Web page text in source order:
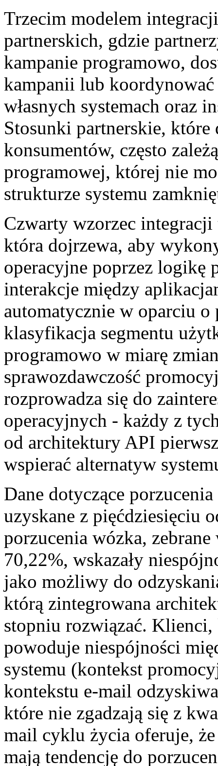
Trzecim modelem
partnerskich, gdzie
kampanie programowo,
kampanii lub
własnych systemach oraz
Stosunki partnerskie,
konsumentów, często
programowej, której nie
strukturze systemu
Czwarty wzorzec
która dojrzewa, aby
operacyjne poprzez logikę
interakcje między
automatycznie w oparciu
klasyfikacja segmentu
programowo w miarę
sprawozdawczość
rozprowadza się do
operacyjnych - każdy z
od architektury API
wspierać alternatyw
Dane dotyczące
uzyskane z pięćdziesięciu
porzucenia wózka,
70,22%, wskazały
jako możliwy do
którą zintegrowana
stopniu rozwiązać.
powoduje niespójności
systemu (kontekst
kontekstu e-mail
które nie zgadzają się z
mail cyklu życia oferuje,
mają tendencję do